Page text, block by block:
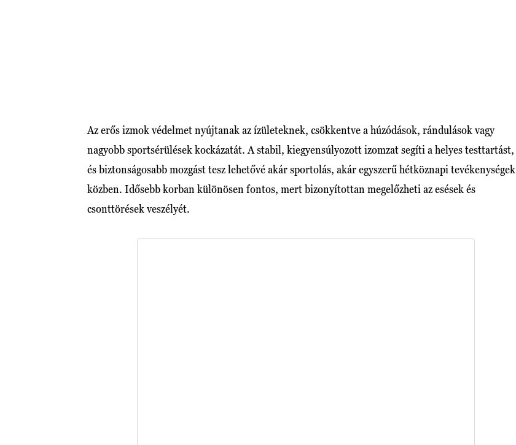
Az erős izmok védelmet nyújtanak az ízületeknek, csökkentve a húzódások, rándulások vagy
nagyobb sportsérülések kockázatát. A stabil, kiegyensúlyozott izomzat segíti a helyes testtartást,
és biztonságosabb mozgást tesz lehetővé akár sportolás, akár egyszerű hétköznapi tevékenységek
közben. Idősebb korban különösen fontos, mert bizonyítottan megelőzheti az esések és
csonttörések veszélyét.